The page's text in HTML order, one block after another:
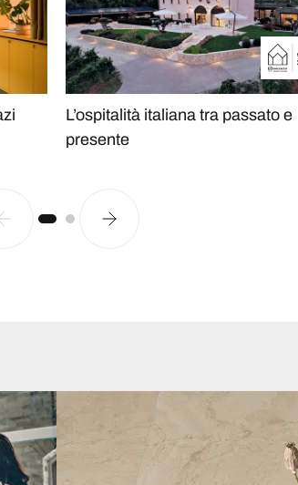
L’ospitalità italiana tra passato e
presente